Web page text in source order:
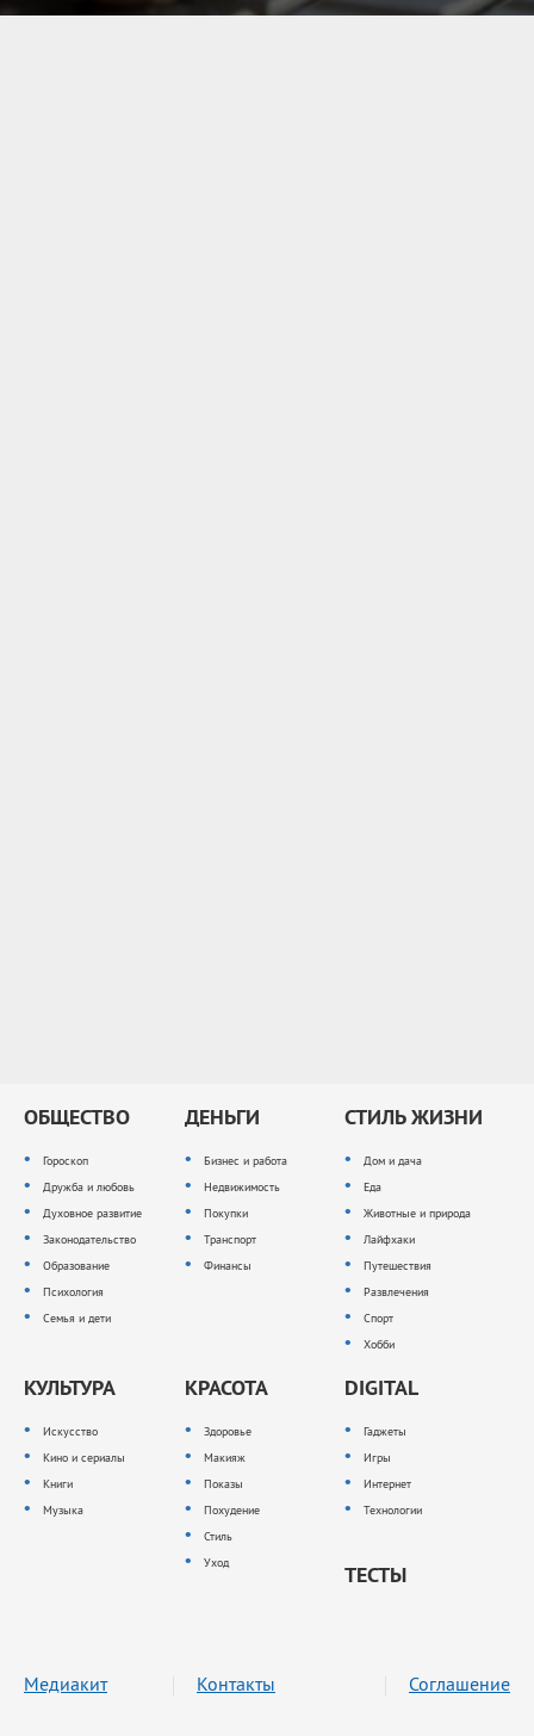
ОБЩЕСТВО
Гороскоп
Дружба и любовь
Духовное развитие
Законодательство
Образование
Психология
Семья и дети
ДЕНЬГИ
Бизнес и работа
Недвижимость
Покупки
Транспорт
Финансы
СТИЛЬ ЖИЗНИ
Дом и дача
Еда
Животные и природа
Лайфхаки
Путешествия
Развлечения
Спорт
Хобби
КУЛЬТУРА
Искусство
Кино и сериалы
Книги
Музыка
КРАСОТА
Здоровье
Макияж
Показы
Похудение
Стиль
Уход
DIGITAL
Гаджеты
Игры
Интернет
Технологии
ТЕСТЫ
Медиакит Контакты Соглашение